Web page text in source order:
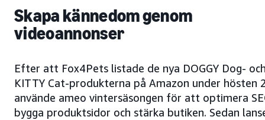
Skapa kännedom genom
videoannonser
Efter att Fox4Pets listade de nya DOGGY Dog-
KITTY Cat-produkterna på Amazon under hösten
använde ameo vintersäsongen för att optimera
bygga produktsidor och stärka butiken. Sedan